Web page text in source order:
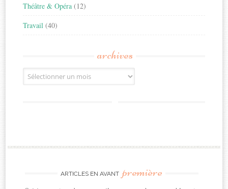
Théâtre & Opéra (12)
Travail (40)
archives
Archives
ARTICLES EN AVANT première